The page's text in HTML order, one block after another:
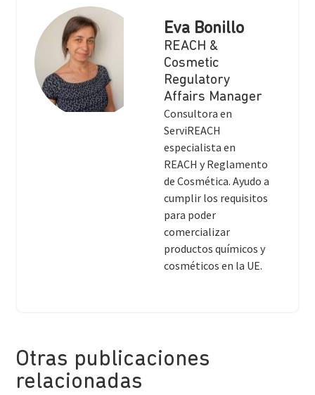
Eva Bonillo
REACH &
Cosmetic
Regulatory
Affairs Manager
Consultora en
ServiREACH
especialista en
REACH y Reglamento
de Cosmética. Ayudo a
cumplir los requisitos
para poder
comercializar
productos químicos y
cosméticos en la UE.
Otras publicaciones
relacionadas